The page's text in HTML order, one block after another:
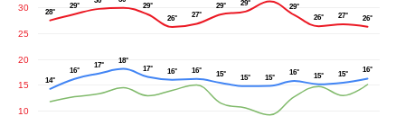
a este
e
forma
10
15
20
25
30 28°
29°
29°
26°
27°
29° 29°
29°
26°
27° 26°
14°
16°
17°
18°
17°
16° 16° 15° 15° 15°
16° 15° 15°
16°